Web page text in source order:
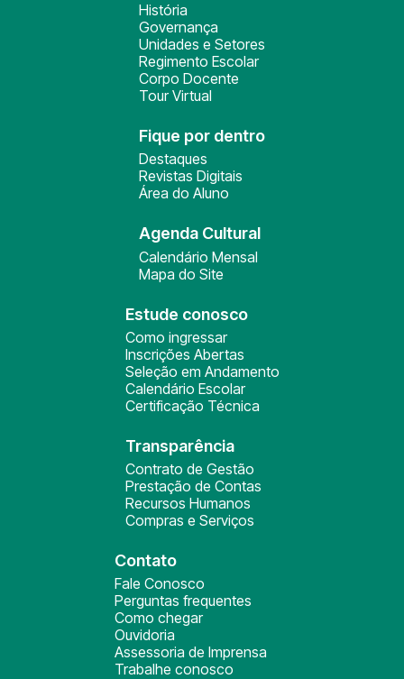
História
Governança
Unidades e Setores
Regimento Escolar
Corpo Docente
Tour Virtual
Fique por dentro
Destaques
Revistas Digitais
Área do Aluno
Agenda Cultural
Calendário Mensal
Mapa do Site
Estude conosco
Como ingressar
Inscrições Abertas
Seleção em Andamento
Calendário Escolar
Certificação Técnica
Transparência
Contrato de Gestão
Prestação de Contas
Recursos Humanos
Compras e Serviços
Contato
Fale Conosco
Perguntas frequentes
Como chegar
Ouvidoria
Assessoria de Imprensa
Trabalhe conosco